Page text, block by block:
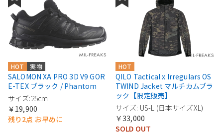
実物
HOT
SALOMON XA PRO 3D V9 GOR
E-TEX ブラック / Phantom
サイズ:25cm
￥19,900
残り2点 お早めに
HOT
QILO Tactical x Irregulars OS
TWIND Jacket マルチカムブラ
ック【限定販売】
サイズ: US-L (日本サイズXL)
￥33,000
SOLD OUT